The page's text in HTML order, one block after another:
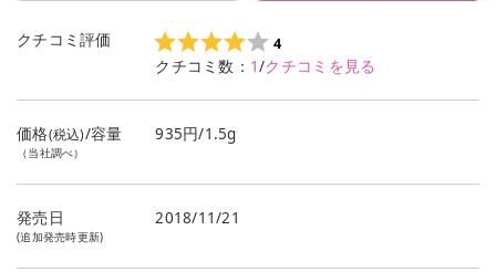
クチコミ評価 4
クチコミ数： 1/クチコミを見る
価格(税込)/容量
（当社調べ）
935円/1.5g
発売日
(追加発売時更新)
2018/11/21